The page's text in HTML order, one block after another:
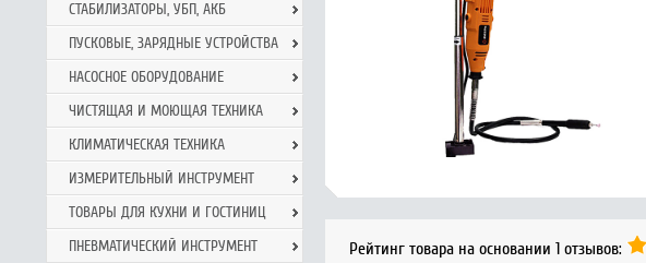
Рейтинг товара на основании 1 отзывов:
СТАБИЛИЗАТОРЫ, УБП, АКБ
ПУСКОВЫЕ, ЗАРЯДНЫЕ УСТРОЙСТВА
НАСОСНОЕ ОБОРУДОВАНИЕ
ЧИСТЯЩАЯ И МОЮЩАЯ ТЕХНИКА
КЛИМАТИЧЕСКАЯ ТЕХНИКА
ИЗМЕРИТЕЛЬНЫЙ ИНСТРУМЕНТ
ТОВАРЫ ДЛЯ КУХНИ И ГОСТИНИЦ
ПНЕВМАТИЧЕСКИЙ ИНСТРУМЕНТ